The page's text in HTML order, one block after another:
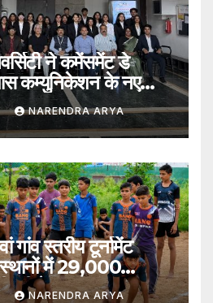
ने कमेंसमेंट डे
कम्युनिकेशन के नए
स्वागत
NARENDRA ARYA
गांव स्तरीय टूर्नामेंट
में 29,000
के साथ संपन्न हुआ
NARENDRA ARYA